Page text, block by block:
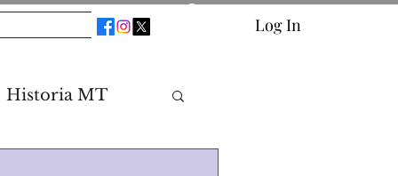
Log In
Historia MT